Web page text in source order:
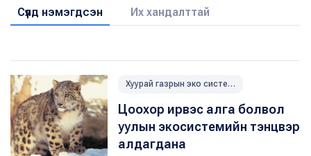
Сүүлд нэмэгдсэн Их хандалттай
Хуурай газрын эко системийг хамгаалах
Цоохор ирвэс алга болвол
уулын экосистемийн тэнцвэр
алдагдана